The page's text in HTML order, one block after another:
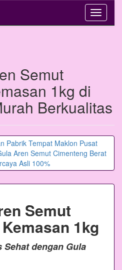
Toggle
Semut
1kg di
Berkualitas
Semut
1kg
dengan Gula